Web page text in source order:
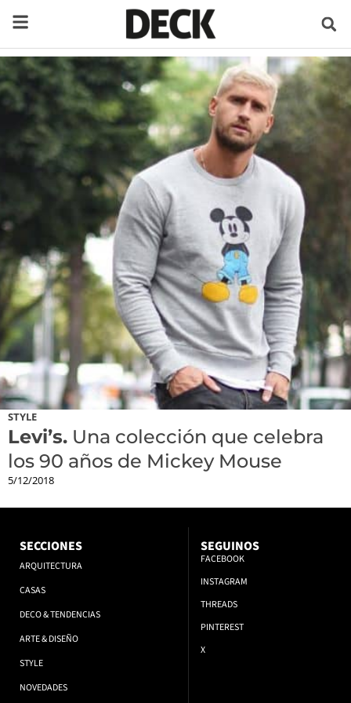
STYLE
Levi’s. Una colección que celebra
los 90 años de Mickey Mouse
5/12/2018
SECCIONES
ARQUITECTURA
CASAS
DECO & TENDENCIAS
ARTE & DISEÑO
STYLE
NOVEDADES
SEGUINOS
FACEBOOK
INSTAGRAM
THREADS
PINTEREST
X